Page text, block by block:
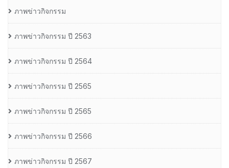
ภาพข่าวกิจกรรม
ภาพข่าวกิจกรรม ปี 2563
ภาพข่าวกิจกรรม ปี 2564
ภาพข่าวกิจกรรม ปี 2565
ภาพข่าวกิจกรรม ปี 2565
ภาพข่าวกิจกรรม ปี 2566
ภาพข่าวกิจกรรม ปี 2567